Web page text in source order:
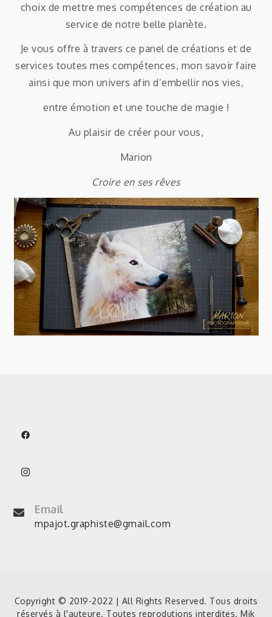
choix de mettre mes compétences de création au
service de notre belle planète.
Je vous offre à travers ce panel de créations et de
services toutes mes compétences, mon savoir faire
ainsi que mon univers afin d’embellir nos vies,
entre émotion et une touche de magie !
Au plaisir de créer pour vous,
Marion
Croire en ses rêves
Email
mpajot.graphiste@gmail.com
Copyright © 2019-2022 | All Rights Reserved. Tous droits
réservés à l'auteure. Toutes reprodutions interdites. Mik